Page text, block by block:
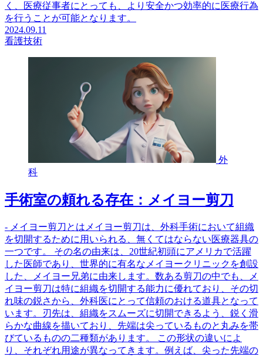
く、医療従事者にとっても、より安全かつ効率的に医療行為
を行うことが可能となります。
2024.09.11
看護技術
外
科
手術室の頼れる存在：メイヨー剪刀
- メイヨー剪刀とはメイヨー剪刀は、外科手術において組織
を切開するために用いられる、無くてはならない医療器具の
一つです。 その名の由来は、20世紀初頭にアメリカで活躍
した医師であり、世界的に有名なメイヨークリニックを創設
した、メイヨー兄弟に由来します。数ある剪刀の中でも、メ
イヨー剪刀は特に組織を切開する能力に優れており、その切
れ味の鋭さから、外科医にとって信頼のおける道具となって
います。刃先は、組織をスムーズに切開できるよう、鋭く滑
らかな曲線を描いており、先端は尖っているものと丸みを帯
びているものの二種類があります。 この形状の違いによ
り、それぞれ用途が異なってきます。例えば、尖った先端の